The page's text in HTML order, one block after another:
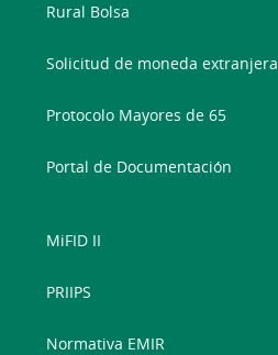
Rural Bolsa
Solicitud de moneda extranjera
Protocolo Mayores de 65
Portal de Documentación
MiFID II
PRIIPS
Normativa EMIR